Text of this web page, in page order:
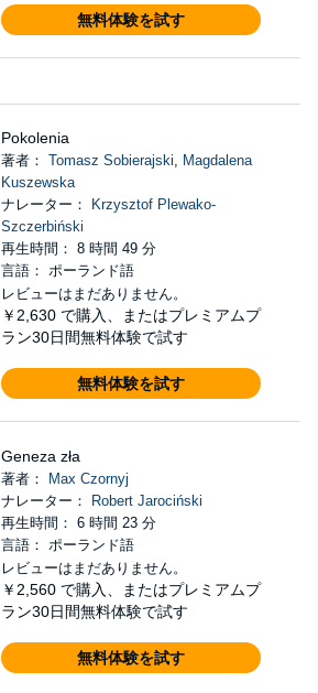
無料体験を試す
Pokolenia
著者： Tomasz Sobierajski, Magdalena
Kuszewska
ナレーター：
Krzysztof Plewako-
Szczerbiński
再生時間： 8 時間 49 分
言語： ポーランド語
レビューはまだありません。
￥2,630 で購入、またはプレミアムプ
ラン30日間無料体験で試す
無料体験を試す
Geneza zła
著者：
Max Czornyj
ナレーター：
Robert Jarociński
再生時間： 6 時間 23 分
言語： ポーランド語
レビューはまだありません。
￥2,560 で購入、またはプレミアムプ
ラン30日間無料体験で試す
無料体験を試す